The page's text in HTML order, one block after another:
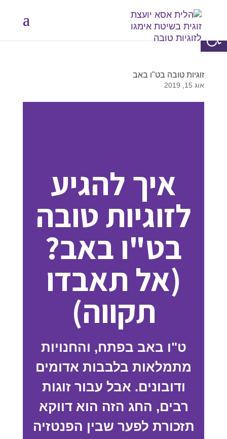
זוגיות טובה בט"ו באב
אוג 15, 2019
איך להגיע
לזוגיות טובה
בט"ו באב?
(אל תאבדו
תקווה)
ט"ו באב בפתח, והחנויות
מתמלאות בלבבות אדומים
ודובונים. אבל עבור זוגות
רבים, החג הזה הוא דווקא
תזכורת לפער שבין הפנטזיה
פתח סרגל נגישות